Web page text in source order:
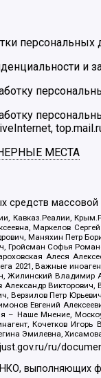
персональных
и
МЕСТА
средств
Кавказ.Реалии,
Маркелов
Маняхин Петр
Гройсман Софья
Алеся
2021, Важные
Владимир
Александр
Верзилов Петр
Евгений
– Наше Мнение,
Кочетков Игорь
Эмилевна,
ru/
выполняющих